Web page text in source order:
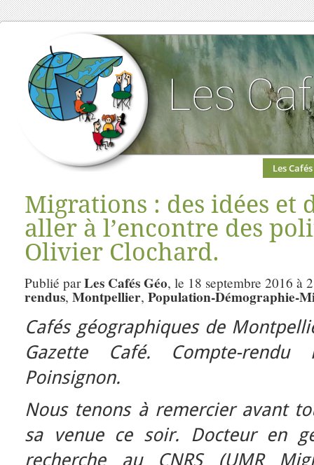
Les Cafés
Migrations : des idées et
aller à l’encontre des
Olivier Clochard.
Publié parLes Cafés Géo, le 18 septembre 2016 à
rendus, Montpellier, Population-Démographie-
Cafés géographiques de
Gazette Café. Compte-rendu
Poinsignon.
Nous tenons à remercier avant
sa venue ce soir. Docteur en
recherche au CNRS (UMR